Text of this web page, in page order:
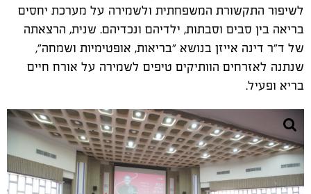
לשיפור התקשורת המשפחתית ולשמירה על מערכת יחסים
בריאה בין סבים וסבתות, ילדיהם ונכדיהם. שנית, הרצאתה
של ד"ר דינה אייזן בנושא "בריאות, אופטימיות ושמחה",
שנתנה לאזרחים הוותיקים טיפים לשמירה על אורח חיים
בריא ופעיל.